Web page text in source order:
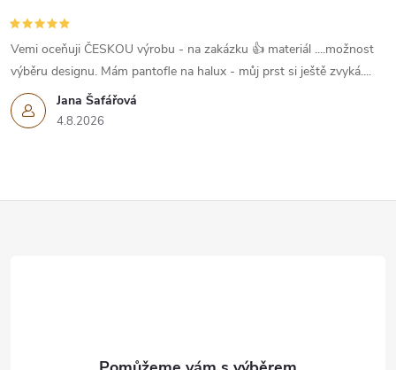
Jana Šafářová
4.8.2026
Vemi oceňuji ČESKOU výrobu - na zakázku 👍 materiál ....možnost
výběru designu. Mám pantofle na halux - můj prst si ještě zvyká....